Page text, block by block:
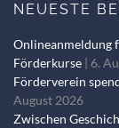
NEUESTE
Onlineanmeldung
Förderkurse
6.
Förderverein
August 2026
Zwischen